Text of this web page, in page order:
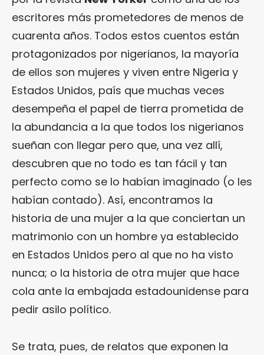
escritores más prometedores de menos de
cuarenta años. Todos estos cuentos están
protagonizados por nigerianos, la mayoría
de ellos son mujeres y viven entre Nigeria y
Estados Unidos, país que muchas veces
desempeña el papel de tierra prometida de
la abundancia a la que todos los nigerianos
sueñan con llegar pero que, una vez allí,
descubren que no todo es tan fácil y tan
perfecto como se lo habían imaginado (o les
habían contado). Así, encontramos la
historia de una mujer a la que conciertan un
matrimonio con un hombre ya establecido
en Estados Unidos pero al que no ha visto
nunca; o la historia de otra mujer que hace
cola ante la embajada estadounidense para
pedir asilo político.
Se trata, pues, de relatos que exponen la